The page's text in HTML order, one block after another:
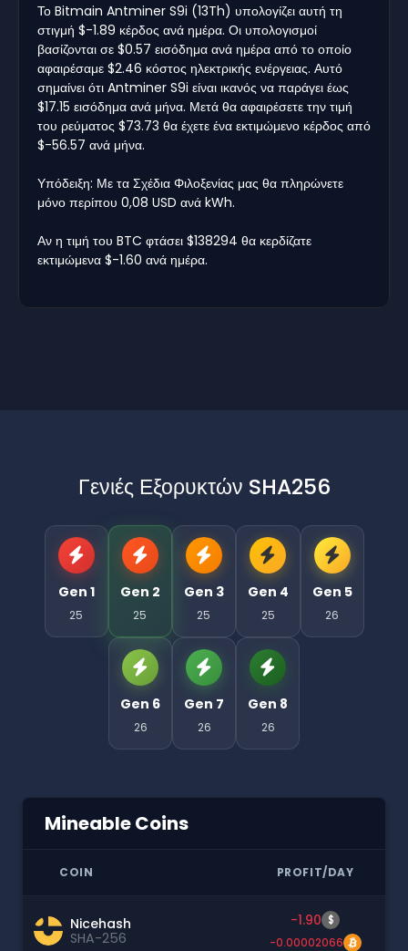
Το Bitmain Antminer S9i (13Th) υπολογίζει αυτή τη
στιγμή $-1.89 κέρδος ανά ημέρα. Οι υπολογισμοί
βασίζονται σε $0.57 εισόδημα ανά ημέρα από το οποίο
αφαιρέσαμε $2.46 κόστος ηλεκτρικής ενέργειας. Αυτό
σημαίνει ότι Antminer S9i είναι ικανός να παράγει έως
$17.15 εισόδημα ανά μήνα. Μετά θα αφαιρέσετε την τιμή
του ρεύματος $73.73 θα έχετε ένα εκτιμώμενο κέρδος από
$-56.57 ανά μήνα.
Υπόδειξη: Με τα Σχέδια Φιλοξενίας μας θα πληρώνετε
μόνο περίπου 0,08 USD ανά kWh.
Αν η τιμή του BTC φτάσει $138294 θα κερδίζατε
εκτιμώμενα $-1.60 ανά ημέρα.
Γενιές Εξορυκτών SHA256
Gen 1
25
Gen 2
25
Gen 3
25
Gen 4
25
Gen 5
26
Gen 6
26
Gen 7
26
Gen 8
26
Mineable Coins
COIN PROFIT/DAY
Nicehash
SHA-256
-1.90 $
-0.00002066